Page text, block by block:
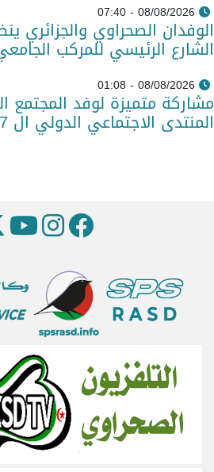
08/08/2026 - 07:40
الوفدان الصحراوي والجزائري
الشارع الرئيسي للمركب
08/08/2026 - 01:08
مشاركة متميزة لوفد
المنتدى الاجتماعي الدولي ال 17 بكوتونو